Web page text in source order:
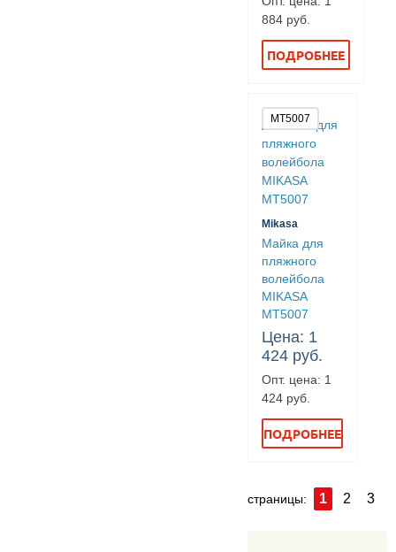
884 руб.
ПОДРОБНЕЕ
MT5007
Mikasa
Майка для
пляжного
волейбола
MIKASA
MT5007
Цена: 1
424 руб.
Опт. цена: 1
424 руб.
ПОДРОБНЕЕ
страницы: 1 2 3